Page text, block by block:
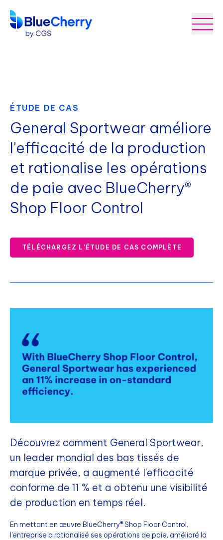
ÉTUDE DE CAS
General Sportwear améliore
l'efficacité de la production
et rationalise les opérations
de paie avec BlueCherry®
Shop Floor Control
TÉLÉCHARGEZ L'ÉTUDE DE CAS COMPLÈTE
Découvrez comment General Sportwear,
un leader mondial des bas tissés de
marque privée, a augmenté l'efficacité
conforme de 11 % et a obtenu une visibilité
de production en temps réel.
En mettant en œuvre BlueCherry® Shop Floor Control,
l'entreprise a rationalisé ses opérations de paie, amélioré la